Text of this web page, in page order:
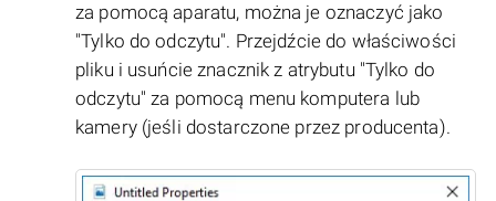
za pomocą aparatu, można je oznaczyć jako
"Tylko do odczytu". Przejdźcie do właściwości
pliku i usuńcie znacznik z atrybutu "Tylko do
odczytu" za pomocą menu komputera lub
kamery (jeśli dostarczone przez producenta).